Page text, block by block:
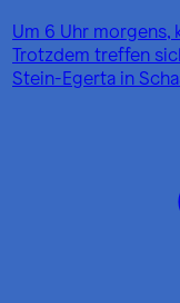
Um 6 Uhr morgens,
Trotzdem treffen
Stein-Egerta in